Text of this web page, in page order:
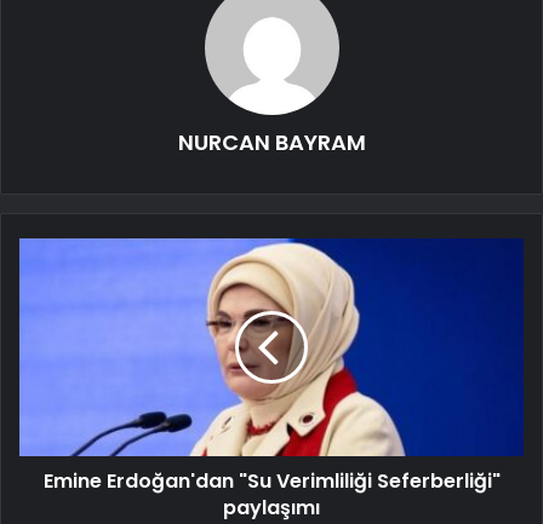
NURCAN BAYRAM
Emine Erdoğan'dan "Su Verimliliği Seferberliği"
paylaşımı